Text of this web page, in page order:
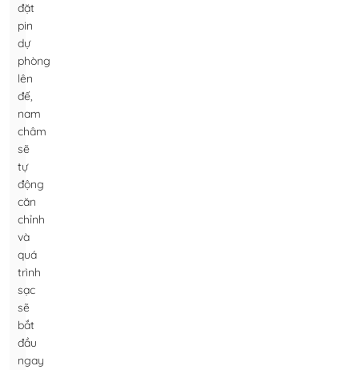
đặt
pin
dự
phòng
lên
đế,
nam
châm
sẽ
tự
động
căn
chỉnh
và
quá
trình
sạc
sẽ
bắt
đầu
ngay